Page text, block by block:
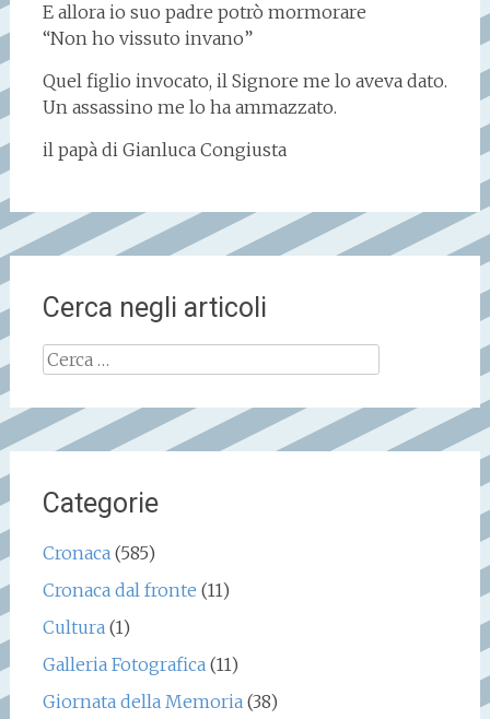
E allora io suo padre potrò mormorare
“Non ho vissuto invano”
Quel figlio invocato, il Signore me lo aveva dato.
Un assassino me lo ha ammazzato.
il papà di Gianluca Congiusta
Cerca negli articoli
Ricerca
Categorie
Cronaca(585)
Cronaca dal fronte (11)
Cultura(1)
Galleria Fotografica(11)
Giornata della Memoria(38)